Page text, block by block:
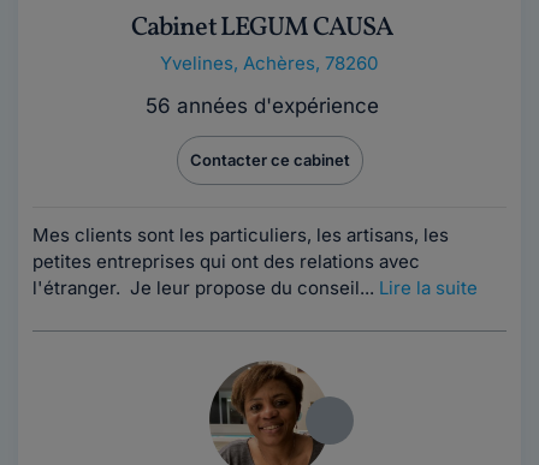
Cabinet LEGUM CAUSA
Yvelines, Achères, 78260
56 années d'expérience
Contacter ce cabinet
Mes clients sont les particuliers, les artisans, les
petites entreprises qui ont des relations avec
l'étranger. Je leur propose du conseil... Lire la suite